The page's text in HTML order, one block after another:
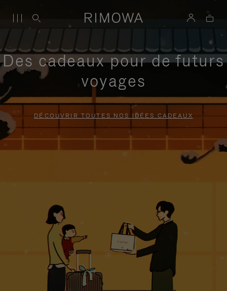
Des cadeaux pour de futurs
voyages
DÉCOUVRIR TOUTES NOS IDÉES CADEAUX